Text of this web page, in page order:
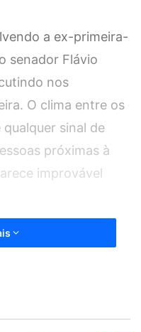
a ex-primeira-
senador Flávio
nos
O clima entre os
sinal de
próximas à
improvável